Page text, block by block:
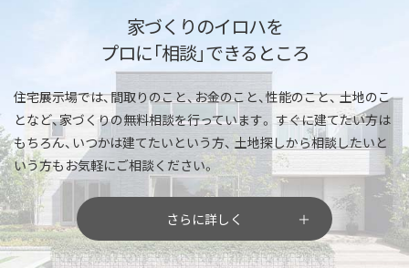
家づくりのイロハを
プロに「相談」できるところ
住宅展示場では、間取りのこと、お金のこと、性能のこと、土地のこ
となど、家づくりの無料相談を行っています。 すぐに建てたい方は
もちろん、いつかは建てたいという方、 土地探しから相談したいと
いう方もお気軽にご相談ください。
さらに詳しく